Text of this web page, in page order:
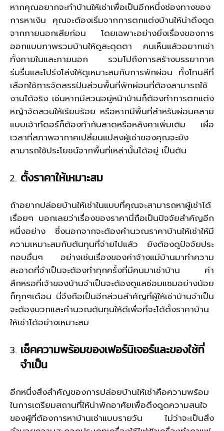
หากคุณอยากจะทำบ้านให้เช่าเพื่อเป็นอีกหนึ่งช่องทางของ
การหาเงิน คุณจะต้องเริ่มจากการตกแต่งบ้านให้น่าดึงดูด
จากภายนอกเสียก่อน โดยเฉพาะอย่างยิ่งเรื่องของการ
ออกแบบภาพรวมบ้านให้ดูสะดุดตา คนเห็นแล้วอยากเช่า
ทั้งภายในและภายนอก รวมไปถึงการสร้างบรรยากาศ
ร่มรื่นและโปร่งโล่งให้ดูเหมาะสมกับการพักผ่อน ทั้งโทนสีที่
เลือกใช้การจัดสรรปันส่วนพื้นที่พักผ่อนที่ต้องสามารถใช้
งานได้จริง เช่นหากมีสวนอยู่หน้าบ้านก็ต้องทำการตกแต่ง
หญ้าจัดสวนให้เรียบร้อย หรือหากมีพื้นที่สำหรับผ่อนคลาย
แบบเอ้าท์ดอร์ก็ต้องทำกันสาดหรือหลังคาเพิ่มเติม เผื่อ
เวลาที่สภาพอากาศเปลี่ยนแปลงผู้เช่าของคุณจะยัง
สามารถใช้ประโยชน์จากพื้นที่เหล่านั้นได้อยู่ เป็นต้น
ตั้งราคาให้เหมาะสม
ถ้าอยากปล่อยบ้านให้เช่าในแบบที่คุณจะสามารถหาผู้เช่าได้
เรื่อยๆ บอกเลยว่าเรื่องของราคานี่ถือเป็นปัจจัยสำคัญอีก
หนึ่งอย่าง ซึ่งนอกจากจะต้องคำนวณราคาบ้านให้เช่าให้มี
ความเหมาะสมกับต้นทุนที่จ่ายไปแล้ว ยังต้องดูปัจจัยประ
กอบอื่นๆ อย่างเช่นเรื่องของค่าจ้างแม่บ้านมาทำความ
สะอาดที่จำเป็นจะต้องทำทุกครั้งที่มีคนมาเช่าบ้าน ค่า
สึกหรอที่เจ้าของบ้านจำเป็นจะต้องดูแลซ่อมแซมอย่างน้อย
ก็ทุกๆเดือน นี่จึงถือเป็นอีกส่วนสำคัญที่ผู้ให้เช่าบ้านจำเป็น
จะต้องบวกและคำนวณต้นทุนให้ดีเพื่อที่จะได้ตั้งราคาบ้าน
ให้เช่าได้อย่างเหมาะสม
เช็คความพร้อมของเฟอร์นิเจอร์และของใช้ที่
จำเป็น
อีกหนึ่งสิ่งสำคัญของการปล่อยบ้านให้เช่าคือความพร้อม
ในการเตรียมสถานที่ให้น่าพักอาศัยเพื่อดึงดูดความสนใจ
ของผู้ที่ต้องการหาบ้านเช่าแบบรายวัน ไม่ว่าจะเป็นสิ่ง